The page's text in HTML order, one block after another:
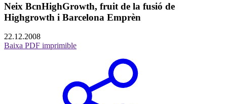
Neix BcnHighGrowth, fruit de la fusió de
Highgrowth i Barcelona Emprèn
22.12.2008
Baixa PDF imprimible